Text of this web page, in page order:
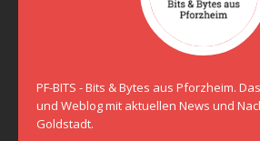
PF-BITS - Bits & Bytes aus Pforzheim.
und Weblog mit aktuellen News und
Goldstadt.